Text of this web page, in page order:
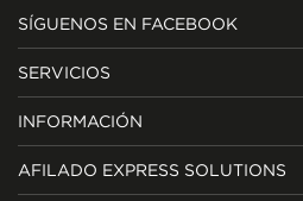
SÍGUENOS EN FACEBOOK
SERVICIOS
INFORMACIÓN
AFILADO EXPRESS SOLUTIONS